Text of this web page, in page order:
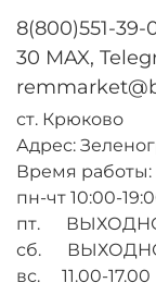
8(800)551-
30 MAX,
ст. Крюково
Адрес:
Время работы:
пн-чт 10:00-
пт.
сб.
вс. 11.00-17.00